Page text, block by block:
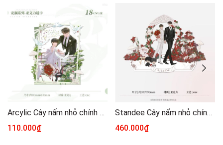
Arcylic Cây nấm nhỏ chính hãng mẫu 5
110.000₫
Standee Cây nấm nhỏ chính hãng 32
460.000₫